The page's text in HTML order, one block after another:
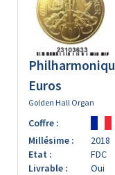
Euros
Golden Hall Organ
Coffre :
Millésime :
2018
Etat :
FDC
Livrable :
Oui